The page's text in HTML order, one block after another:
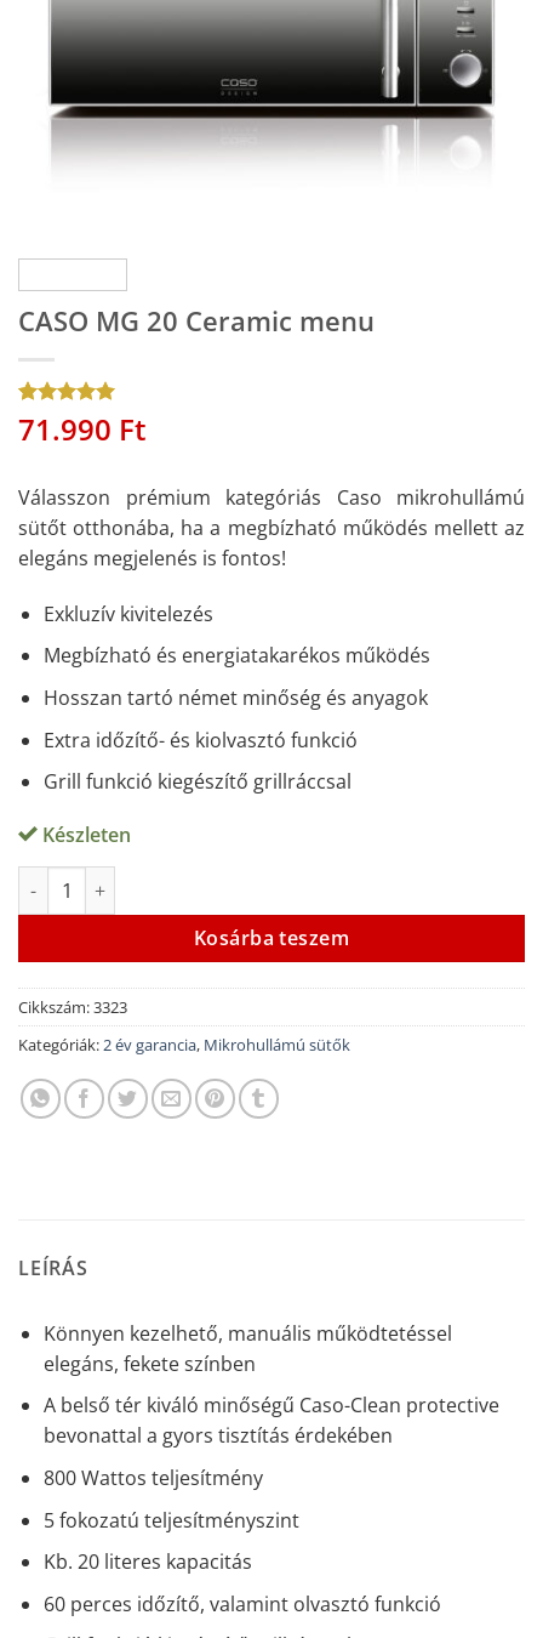
CASO MG 20 Ceramic menu
Értékelés5
az 5-ből,
2
71.990 Ft
Válasszon prémium kategóriás Caso mikrohullámú
sütőt otthonába, ha a megbízható működés mellett az
elegáns megjelenés is fontos!
Exkluzív kivitelezés
Megbízható és energiatakarékos működés
Hosszan tartó német minőség és anyagok
Extra időzítő- és kiolvasztó funkció
Grill funkció kiegészítő grillráccsal
Készleten
CASO MG 20 Ceramic menu mennyiség
Kosárba teszem
Alternative:
Cikkszám:3323
Kategóriák:2 év garancia, Mikrohullámú sütők
LEÍRÁS
Könnyen kezelhető, manuális működtetéssel
elegáns, fekete színben
A belső tér kiváló minőségű Caso-Clean protective
bevonattal a gyors tisztítás érdekében
800 Wattos teljesítmény
5 fokozatú teljesítményszint
Kb. 20 literes kapacitás
60 perces időzítő, valamint olvasztó funkció